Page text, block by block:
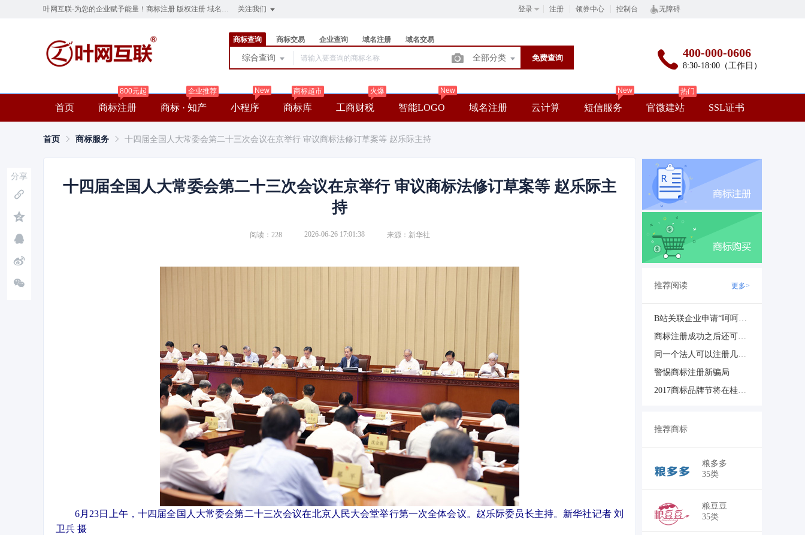
无障碍
叶网互联-为您的企业赋予能量！商标注册 版权注册 域名注册 云服务器 网站建设 ye.cn 关注我们 登录 注册 领券中心 控制台
商标查询 商标交易 企业查询 域名注册 域名交易
综合查询 全部分类 免费查询 400-000-0606
8:30-18:00（工作日）
首页 商标注册
800元起
商标 · 知产
企业推荐
小程序
New
商标库
商标超市
工商财税
火爆
智能LOGO
New
域名注册 云计算 短信服务
New
官微建站
热门
SSL证书
首页 商标服务 十四届全国人大常委会第二十三次会议在京举行 审议商标法修订草案等 赵乐际主持
十四届全国人大常委会第二十三次会议在京举行 审议商标法修订草案等 赵乐际主
持
阅读：228 2026-06-26 17:01:38 来源：新华社
6月23日上午，十四届全国人大常委会第二十三次会议在北京人民大会堂举行第一次全体会议。赵乐际委员长主持。新华社记者 刘
卫兵 摄
推荐阅读 更多>
B站关联企业申请“呵呵呵”商标-叶网互联
商标注册成功之后还可以修改字体吗？
同一个法人可以注册几家公司?
警惕商标注册新骗局
2017商标品牌节将在桂林举办
推荐商标
粮多多
35类
￥495,000
粮豆豆
35类
￥105,000
分享